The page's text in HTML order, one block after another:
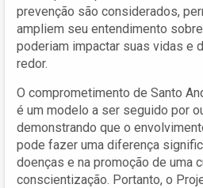
prevenção são considerados,
ampliem seu entendimento
poderiam impactar suas vidas e
redor.
O comprometimento de Santo
é um modelo a ser seguido por
demonstrando que o
pode fazer uma diferença
doenças e na promoção de uma
conscientização. Portanto, o